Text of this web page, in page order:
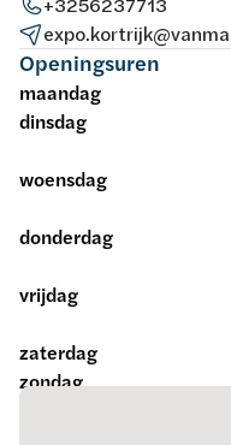
Openingsuren
maandag
dinsdag
woensdag
donderdag
vrijdag
zaterdag
zondag